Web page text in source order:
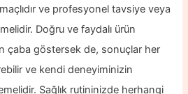
ve profesyonel tavsiye veya
Doğru ve faydalı ürün
çaba göstersek de, sonuçlar her
ve kendi deneyiminizin
Sağlık rutininizde herhangi